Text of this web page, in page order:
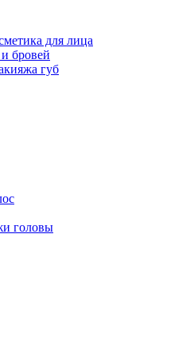
для лица
бровей
губ
головы